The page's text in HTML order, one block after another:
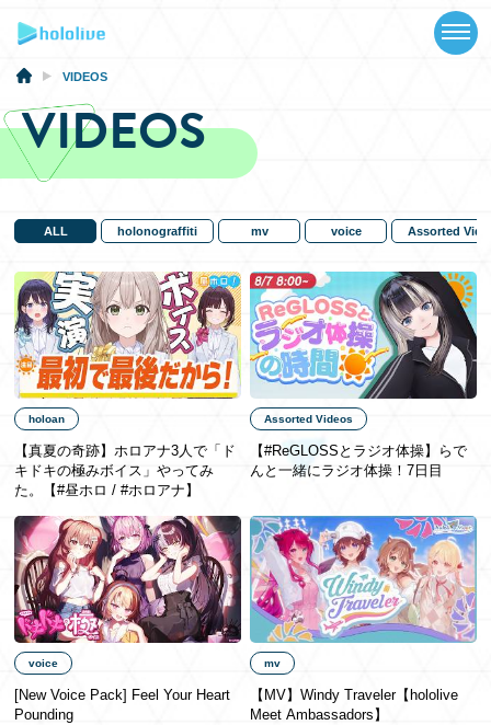
ABOUT
TALENT
SCHEDULE
EVENTS
VIDEOS
MUSIC
MERCH
SPECIAL
日本語
VIDEOS
VIDEOS
ALL holonograffiti mv voice Assorted
holoan
【真夏の奇跡】ホロアナ3人で「ド
キドキの極みボイス」やってみ
た。【#昼ホロ / #ホロアナ】
Assorted Videos
【#ReGLOSSとラジオ体操】らで
んと一緒にラジオ体操！7日目
voice
[New Voice Pack] Feel Your Heart
Pounding
mv
【MV】Windy Traveler【hololive
Meet Ambassadors】